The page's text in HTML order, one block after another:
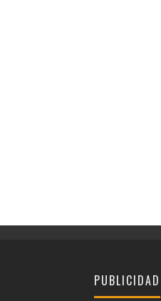
PUBLICIDAD